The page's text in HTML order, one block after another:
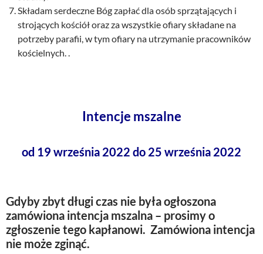
Składam serdeczne Bóg zapłać dla osób sprzątających i
strojących kościół oraz za wszystkie ofiary składane na
potrzeby parafii, w tym ofiary na utrzymanie pracowników
kościelnych. .
Intencje mszalne
od 19 września 2022 do 25 września 2022
Gdyby zbyt długi czas nie była ogłoszona
zamówiona intencja mszalna – prosimy o
zgłoszenie tego kapłanowi. Zamówiona intencja
nie może zginąć.